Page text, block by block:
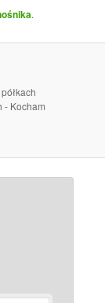
.
- Kocham